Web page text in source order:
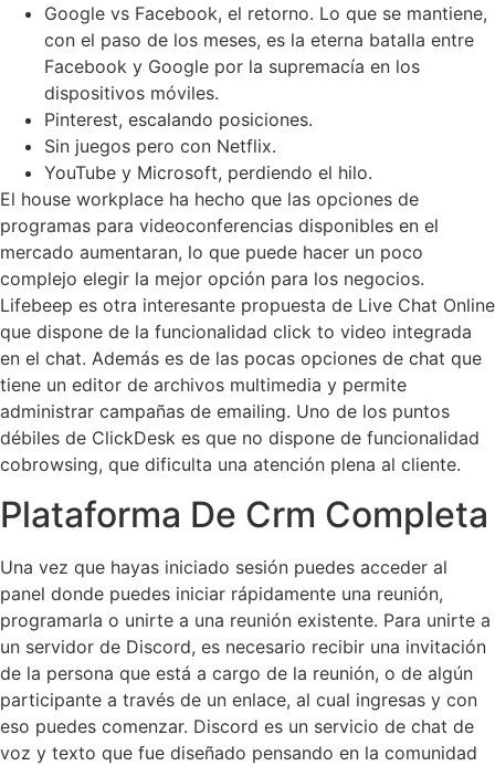
Google vs Facebook, el retorno. Lo que se mantiene,
con el paso de los meses, es la eterna batalla entre
Facebook y Google por la supremacía en los
dispositivos móviles.
Pinterest, escalando posiciones.
Sin juegos pero con Netflix.
YouTube y Microsoft, perdiendo el hilo.
El house workplace ha hecho que las opciones de
programas para videoconferencias disponibles en el
mercado aumentaran, lo que puede hacer un poco
complejo elegir la mejor opción para los negocios.
Lifebeep es otra interesante propuesta de Live Chat Online
que dispone de la funcionalidad click to video integrada
en el chat. Además es de las pocas opciones de chat que
tiene un editor de archivos multimedia y permite
administrar campañas de emailing. Uno de los puntos
débiles de ClickDesk es que no dispone de funcionalidad
cobrowsing, que dificulta una atención plena al cliente.
Plataforma De Crm Completa
Una vez que hayas iniciado sesión puedes acceder al
panel donde puedes iniciar rápidamente una reunión,
programarla o unirte a una reunión existente. Para unirte a
un servidor de Discord, es necesario recibir una invitación
de la persona que está a cargo de la reunión, o de algún
participante a través de un enlace, al cual ingresas y con
eso puedes comenzar. Discord es un servicio de chat de
voz y texto que fue diseñado pensando en la comunidad